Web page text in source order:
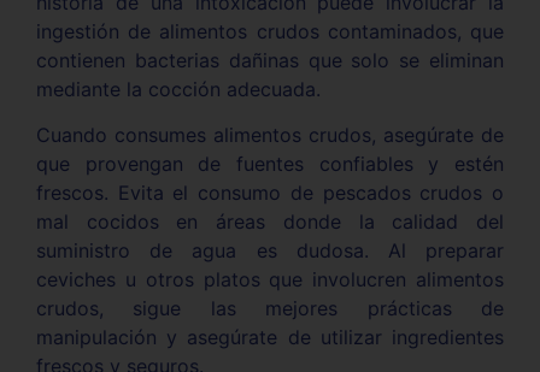
ingestión de alimentos crudos contaminados, que
contienen bacterias dañinas que solo se eliminan
mediante la cocción adecuada.
Cuando consumes alimentos crudos, asegúrate de
que provengan de fuentes confiables y estén
frescos. Evita el consumo de pescados crudos o
mal cocidos en áreas donde la calidad del
suministro de agua es dudosa. Al preparar
ceviches u otros platos que involucren alimentos
crudos, sigue las mejores prácticas de
manipulación y asegúrate de utilizar ingredientes
frescos y seguros.